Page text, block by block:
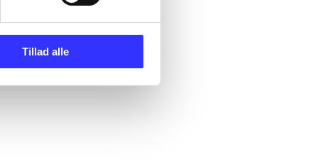
Tillad alle